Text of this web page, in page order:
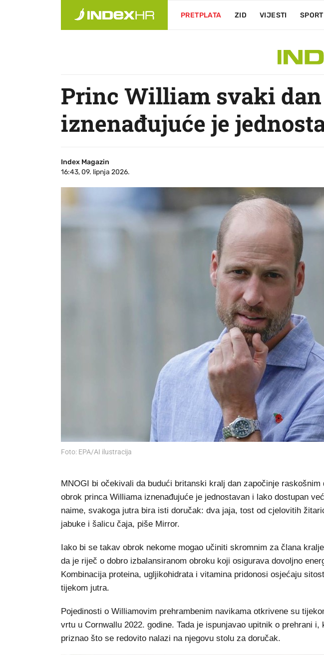
PRETPLATA ZID VIJESTI SPORT
Princ William svaki
iznenađujuće je
Index Magazin
16:43, 09. lipnja 2026.
Foto: EPA/AI ilustracija
MNOGI bi očekivali da budući britanski kralj dan započinje
obrok princa Williama iznenađujuće je jednostavan i lako dostupan
naime, svakoga jutra bira isti doručak: dva jaja, tost od cjelovitih
jabuke i šalicu čaja, piše Mirror.
Iako bi se takav obrok nekome mogao učiniti skromnim za člana
da je riječ o dobro izbalansiranom obroku koji osigurava dovoljno
Kombinacija proteina, ugljikohidrata i vitamina pridonosi osjećaju
tijekom jutra.
Pojedinosti o Williamovim prehrambenim navikama otkrivene su
vrtu u Cornwallu 2022. godine. Tada je ispunjavao upitnik o prehrani i,
priznao što se redovito nalazi na njegovu stolu za doručak.